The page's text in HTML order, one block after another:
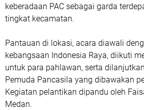
keberadaan PAC sebagai garda
tingkat kecamatan.
Pantauan di lokasi, acara diawali
kebangsaan Indonesia Raya, diikuti
untuk para pahlawan, serta
Pemuda Pancasila yang dibawakan
Kegiatan pelantikan dipandu oleh
Medan.